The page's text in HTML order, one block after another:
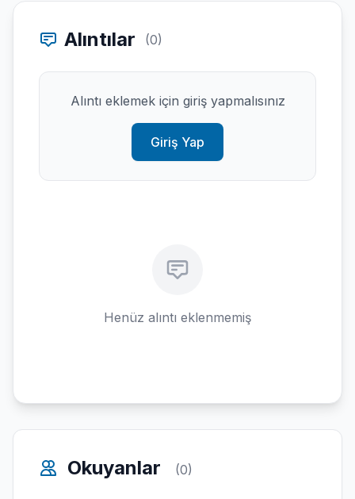
Alıntılar (0)
Alıntı eklemek için giriş yapmalısınız
Giriş Yap
Henüz alıntı eklenmemiş
Okuyanlar (0)